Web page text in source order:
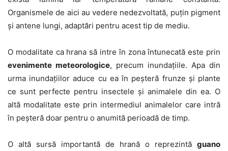
Organismele de aici au vedere nedezvoltată, puțin pigment
și antene lungi, adaptări pentru acest tip de mediu.
O modalitate ca hrana să intre în zona întunecată este prin
evenimente meteorologice, precum inundațiile. Apa din
urma inundațiilor aduce cu ea în peșteră frunze și plante
ce sunt perfecte pentru insectele și animalele din ea. O
altă modalitate este prin intermediul animalelor care intră
în peșteră doar pentru o anumită perioadă de timp.
O altă sursă importantă de hrană o reprezintă guano